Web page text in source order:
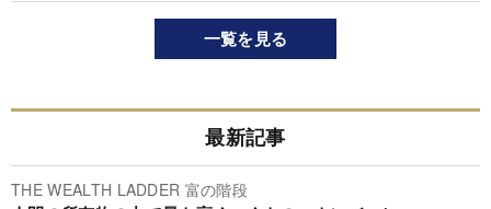
一覧を見る
最新記事
THE WEALTH LADDER 富の階段